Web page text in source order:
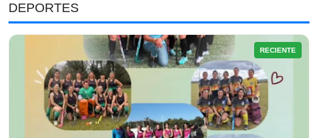
DEPORTES
RECIENTE